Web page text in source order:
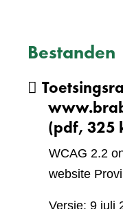
Bestanden
(pdf, 325
WCAG 2.2
website
Versie: 9 juli